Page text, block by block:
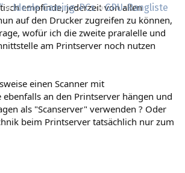
Ideale Gaming-PCs
GPU-Rangliste
empfinde, jederzeit von allen
auf den Drucker zugreifen zu können,
wofür ich die zweite praralelle und
am Printserver noch nutzen
einen Scanner mit
ebenfalls an den Printserver hängen und
als "Scanserver" verwenden ? Oder
beim Printserver tatsächlich nur zum